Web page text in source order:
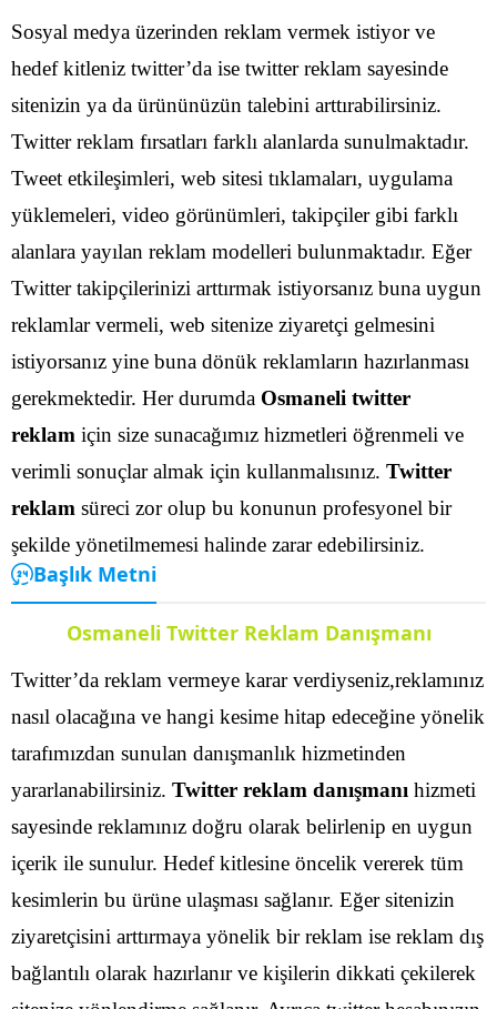
Sosyal medya üzerinden reklam vermek istiyor ve
hedef kitleniz twitter’da ise twitter reklam sayesinde
sitenizin ya da ürününüzün talebini arttırabilirsiniz.
Twitter reklam fırsatları farklı alanlarda sunulmaktadır.
Tweet etkileşimleri, web sitesi tıklamaları, uygulama
yüklemeleri, video görünümleri, takipçiler gibi farklı
alanlara yayılan reklam modelleri bulunmaktadır. Eğer
Twitter takipçilerinizi arttırmak istiyorsanız buna uygun
reklamlar vermeli, web sitenize ziyaretçi gelmesini
istiyorsanız yine buna dönük reklamların hazırlanması
gerekmektedir. Her durumda Osmaneli twitter
reklam için size sunacağımız hizmetleri öğrenmeli ve
verimli sonuçlar almak için kullanmalısınız. Twitter
reklam süreci zor olup bu konunun profesyonel bir
şekilde yönetilmemesi halinde zarar edebilirsiniz.
Başlık Metni
Osmaneli Twitter Reklam Danışmanı
Twitter’da reklam vermeye karar verdiyseniz,reklamınız
nasıl olacağına ve hangi kesime hitap edeceğine yönelik
tarafımızdan sunulan danışmanlık hizmetinden
yararlanabilirsiniz. Twitter reklam danışmanı hizmeti
sayesinde reklamınız doğru olarak belirlenip en uygun
içerik ile sunulur. Hedef kitlesine öncelik vererek tüm
kesimlerin bu ürüne ulaşması sağlanır. Eğer sitenizin
ziyaretçisini arttırmaya yönelik bir reklam ise reklam dış
bağlantılı olarak hazırlanır ve kişilerin dikkati çekilerek